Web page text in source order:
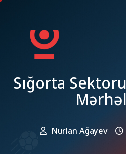
Sığorta Sektoru
Mərhəl
Nurlan Ağayev